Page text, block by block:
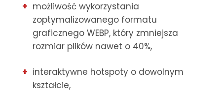
możliwość wykorzystania
zoptymalizowanego formatu
graficznego WEBP, który zmniejsza
rozmiar plików nawet o 40%,
interaktywne hotspoty o dowolnym
kształcie,